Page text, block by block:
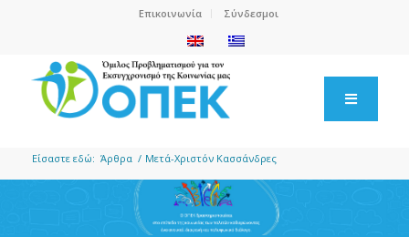
Επικοινωνία Σύνδεσμοι
Είσαστε εδώ: Άρθρα / Μετά-Χριστόν Κασσάνδρες